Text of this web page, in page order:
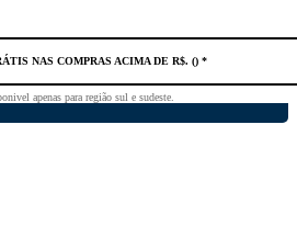
NAS COMPRAS ACIMA DE R$. () *
apenas para região sul e sudeste.